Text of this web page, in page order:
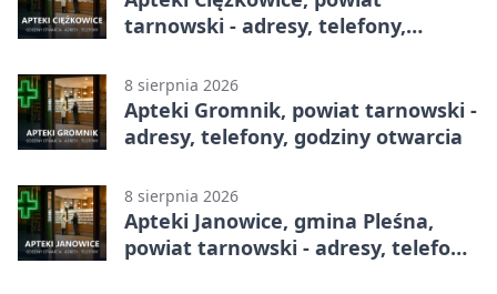
tarnowski - adresy, telefony,
8 sierpnia 2026
Apteki Gromnik, powiat tarnowski -
adresy, telefony, godziny otwarcia
8 sierpnia 2026
Apteki Janowice, gmina Pleśna,
powiat tarnowski - adresy, telefony,